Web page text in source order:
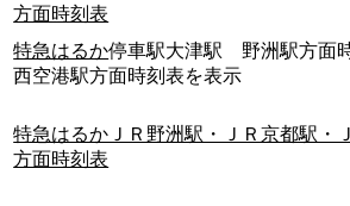
方面時刻表
特急はるか停車駅大津駅 野洲駅方面
西空港駅方面時刻表を表示
特急はるかＪＲ野洲駅・ＪＲ京都駅・
方面時刻表